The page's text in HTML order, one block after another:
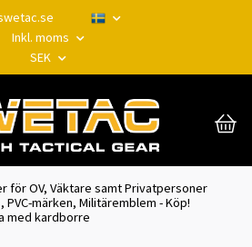
Inkl. moms
SEK
för OV, Väktare samt Privatpersoner
märken, Militäremblem - Köp!
med kardborre